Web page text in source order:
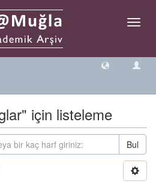
Geçiş
için listeleme
Bul